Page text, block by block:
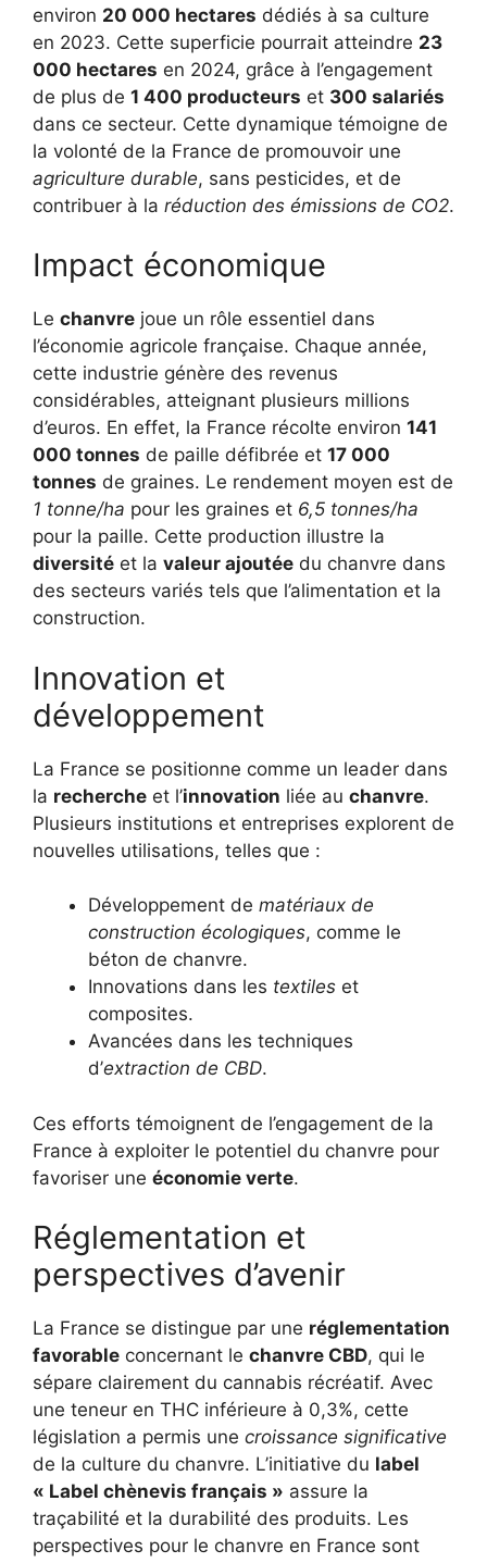
environ 20 000 hectares dédiés à sa culture
en 2023. Cette superficie pourrait atteindre 23
000 hectares en 2024, grâce à l’engagement
de plus de 1 400 producteurs et 300 salariés
dans ce secteur. Cette dynamique témoigne de
la volonté de la France de promouvoir une
agriculture durable, sans pesticides, et de
contribuer à la réduction des émissions de CO2.
Impact économique
Le chanvre joue un rôle essentiel dans
l’économie agricole française. Chaque année,
cette industrie génère des revenus
considérables, atteignant plusieurs millions
d’euros. En effet, la France récolte environ 141
000 tonnes de paille défibrée et 17 000
tonnes de graines. Le rendement moyen est de
1 tonne/ha pour les graines et 6,5 tonnes/ha
pour la paille. Cette production illustre la
diversité et la valeur ajoutée du chanvre dans
des secteurs variés tels que l’alimentation et la
construction.
Innovation et
développement
La France se positionne comme un leader dans
la recherche et l’innovation liée au chanvre.
Plusieurs institutions et entreprises explorent de
nouvelles utilisations, telles que :
Développement de matériaux de
construction écologiques, comme le
béton de chanvre.
Innovations dans les textiles et
composites.
Avancées dans les techniques
d’extraction de CBD.
Ces efforts témoignent de l’engagement de la
France à exploiter le potentiel du chanvre pour
favoriser une économie verte.
Réglementation et
perspectives d’avenir
La France se distingue par une réglementation
favorable concernant le chanvre CBD, qui le
sépare clairement du cannabis récréatif. Avec
une teneur en THC inférieure à 0,3%, cette
législation a permis une croissance significative
de la culture du chanvre. L’initiative du label
« Label chènevis français » assure la
traçabilité et la durabilité des produits. Les
perspectives pour le chanvre en France sont